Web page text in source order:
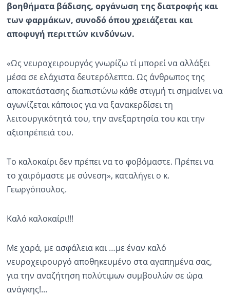
βοηθήματα βάδισης, οργάνωση της διατροφής και
των φαρμάκων, συνοδό όπου χρειάζεται και
αποφυγή περιττών κινδύνων.
«Ως νευροχειρουργός γνωρίζω τί μπορεί να αλλάξει
μέσα σε ελάχιστα δευτερόλεπτα. Ως άνθρωπος της
αποκατάστασης διαπιστώνω κάθε στιγμή τι σημαίνει να
αγωνίζεται κάποιος για να ξανακερδίσει τη
λειτουργικότητά του, την ανεξαρτησία του και την
αξιοπρέπειά του.
Το καλοκαίρι δεν πρέπει να το φοβόμαστε. Πρέπει να
το χαιρόμαστε με σύνεση», καταλήγει ο κ.
Γεωργόπουλος.
Καλό καλοκαίρι!!!
Με χαρά, με ασφάλεια και …με έναν καλό
νευροχειρουργό αποθηκευμένο στα αγαπημένα σας,
για την αναζήτηση πολύτιμων συμβουλών σε ώρα
ανάγκης!...